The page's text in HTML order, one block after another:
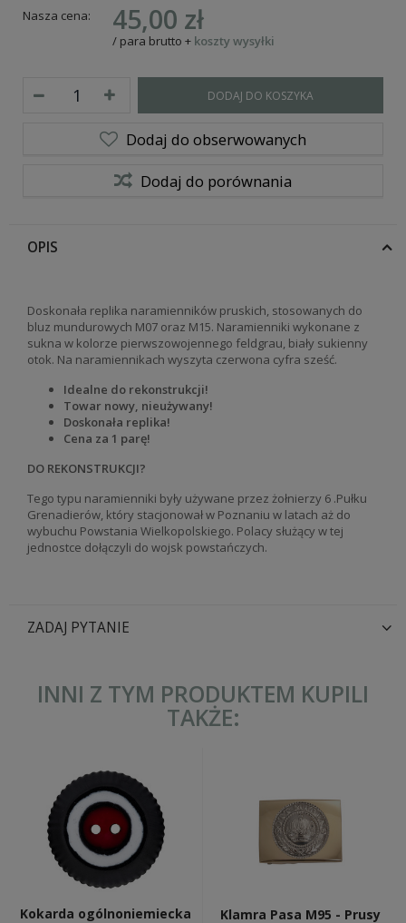
Nasza cena: 45,00 zł
/ para brutto + koszty wysyłki
DODAJ DO KOSZYKA
Dodaj do obserwowanych
Dodaj do porównania
OPIS
Doskonała replika naramienników pruskich, stosowanych do
bluz mundurowych M07 oraz M15. Naramienniki wykonane z
sukna w kolorze pierwszowojennego feldgrau, biały sukienny
otok. Na naramiennikach wyszyta czerwona cyfra sześć.
Idealne do rekonstrukcji!
Towar nowy, nieużywany!
Doskonała replika!
Cena za 1 parę!
DO REKONSTRUKCJI?
Tego typu naramienniki były używane przez żołnierzy 6 .Pułku
Grenadierów, który stacjonował w Poznaniu w latach aż do
wybuchu Powstania Wielkopolskiego. Polacy służący w tej
jednostce dołączyli do wojsk powstańczych.
ZADAJ PYTANIE
INNI Z TYM PRODUKTEM KUPILI
TAKŻE:
Kokarda ogólnoniemiecka
Klamra Pasa M95 - Prusy